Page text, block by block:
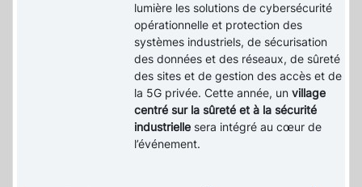
lumière les solutions de cybersécurité
opérationnelle et protection des
systèmes industriels, de sécurisation
des données et des réseaux, de sûreté
des sites et de gestion des accès et de
la 5G privée. Cette année, unvillage
centré sur la sûreté et à la sécurité
industrielle sera intégré au cœur de
l’événement.